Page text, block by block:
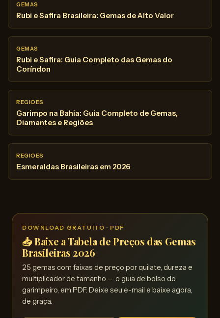
GEMAS
Rubi e Safira Brasileira: Gemas de Alto Valor
GEMAS
Rubi e Safira: Guia Completo das Gemas do
Coríndon
REGIOES
Garimpo na Bahia: Guia Completo de Gemas,
Diamantes e Regiões
REGIOES
Esmeraldas Brasileiras em 2026
DOWNLOAD GRATUITO · PDF
📥 Baixe a Tabela de Preços das Gemas
Brasileiras 2026
25 gemas com faixas de preço por quilate, dureza e
multiplicador de tamanho — o guia de bolso do
garimpeiro, em PDF. Deixe seu e-mail e baixe agora,
de graça.